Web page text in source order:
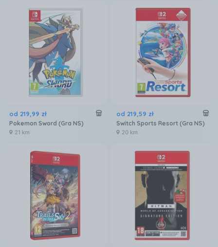
od 219,99 zł
Pokemon Sword (Gra NS)
21 km
od 219,59 zł
Switch Sports Resort (Gra NS)
20 km